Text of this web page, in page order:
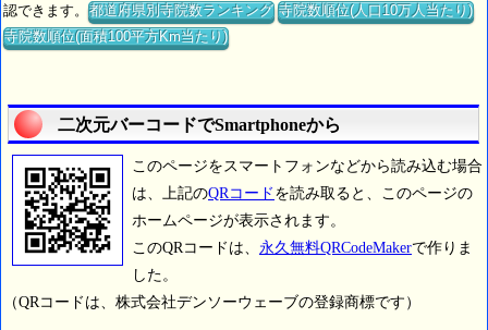
認できます。都道府県別寺院数ランキング 寺院数順位(人口10万人当たり)
寺院数順位(面積100平方Km当たり)
二次元バーコードでSmartphoneから
このページをスマートフォンなどから読み込む場合
は、上記のQRコード を読み取ると、このページの
ホームページが表示されます。
このQRコードは、 永久無料QRCodeMakerで作りま
した。
（QRコードは、株式会社デンソーウェーブの登録商標です）